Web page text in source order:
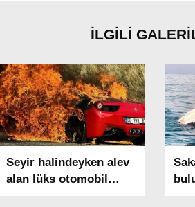
İLGİLİ
Seyir halindeyken alev
alan lüks otomobil